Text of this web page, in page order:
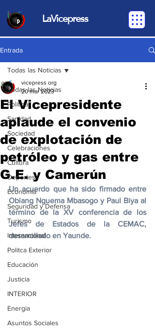
LaVicepress
Entrada
Todas las Noticias
Política
Sanidad
Sociedad
Celebraciones
Cultura
Deportes
Economia
Seguridad y Defensa
Turismo
Internacional
Politca Exterior
Educación
Justicia
INTERIOR
Energia
Asuntos Sociales
Todas las Noticias
El Vicepresidente
aplaude el convenio
de explotación de
petróleo y gas entre
G.E. y Camerún
vicepress org
20 mar 2023
Un acuerdo que ha sido firmado entre
Obiang Nguema Mbasogo y Paul Biya al
término de la XV conferencia de los
Jefes de Estados de la CEMAC,
desarrollado en Yaunde.